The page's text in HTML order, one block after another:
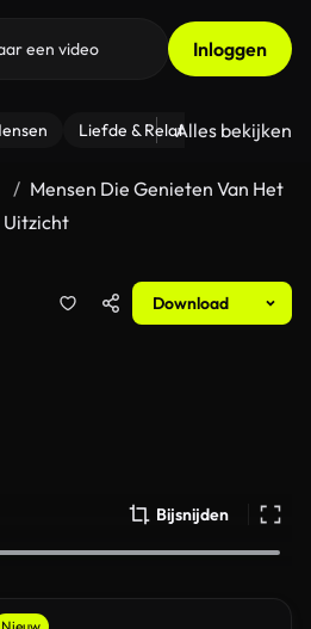
Inloggen
Liefde & Relaties - Fitness
Alles bekijken
Mensen Die Genieten Van Het
Uitzicht
Download
Bijsnijden